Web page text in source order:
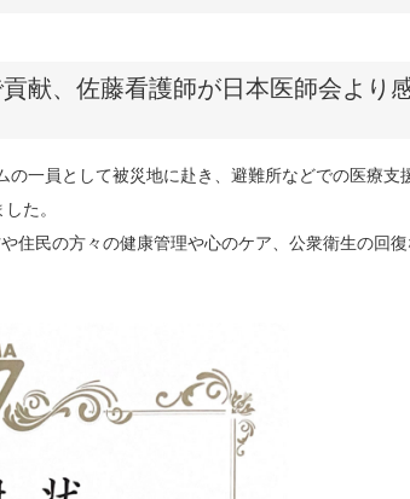
献、佐藤看護師が日本医師会より
一員として被災地に赴き、避難所などでの医療支
た。
民の方々の健康管理や心のケア、公衆衛生の回復